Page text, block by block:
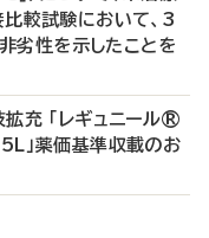
較試験において、3
性を示したことを
充 「レギュニール®
」薬価基準収載のお